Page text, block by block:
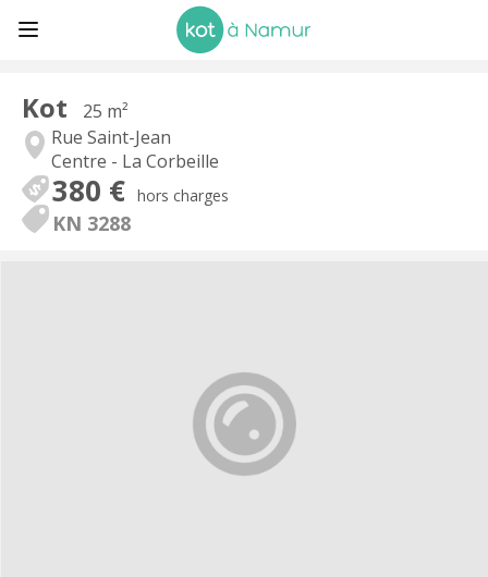
Kot
25 m²
Rue Saint-Jean
Centre - La Corbeille
380 € hors charges
KN 3288